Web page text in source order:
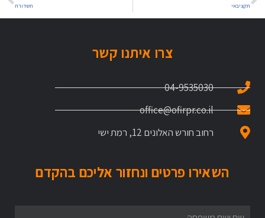
תקציבאי תשדורת
צרו איתנו קשר
04-9535030
office@ofirpr.co.il
רחוב חורש האלונים 12, רמת ישי
השאירו פרטים ונחזור אליכם בהקדם